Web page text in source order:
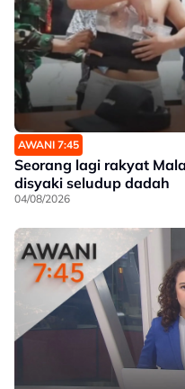
AWANI 7:45
Seorang lagi rakyat
disyaki seludup dadah
04/08/2026